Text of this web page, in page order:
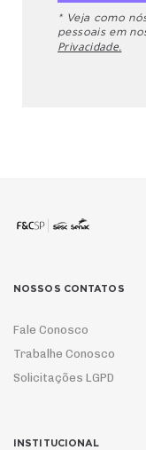
* Veja como
pessoais em
Privacidade.
NOSSOS CONTATOS
Fale Conosco
Trabalhe Conosco
Solicitações LGPD
INSTITUCIONAL